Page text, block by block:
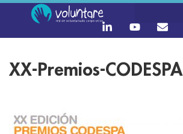
XX-Premios-CODESPA